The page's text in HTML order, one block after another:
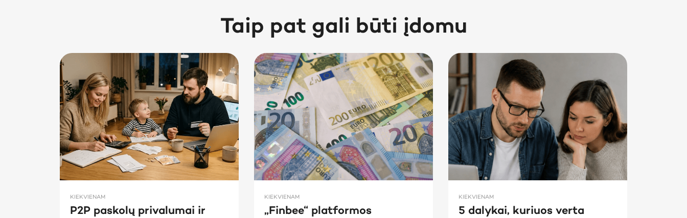
Taip pat gali būti įdomu
KIEKVIENAM
P2P paskolų privalumai ir
KIEKVIENAM
„Finbee“ platformos
KIEKVIENAM
5 dalykai, kuriuos verta